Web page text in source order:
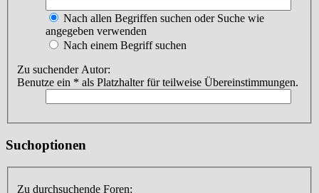
Nach allen Begriffen suchen oder Suche wie
angegeben verwenden
Nach einem Begriff suchen
Zu suchender Autor:
Benutze ein * als Platzhalter für teilweise Übereinstimmungen.
Suchoptionen
Zu durchsuchende Foren: